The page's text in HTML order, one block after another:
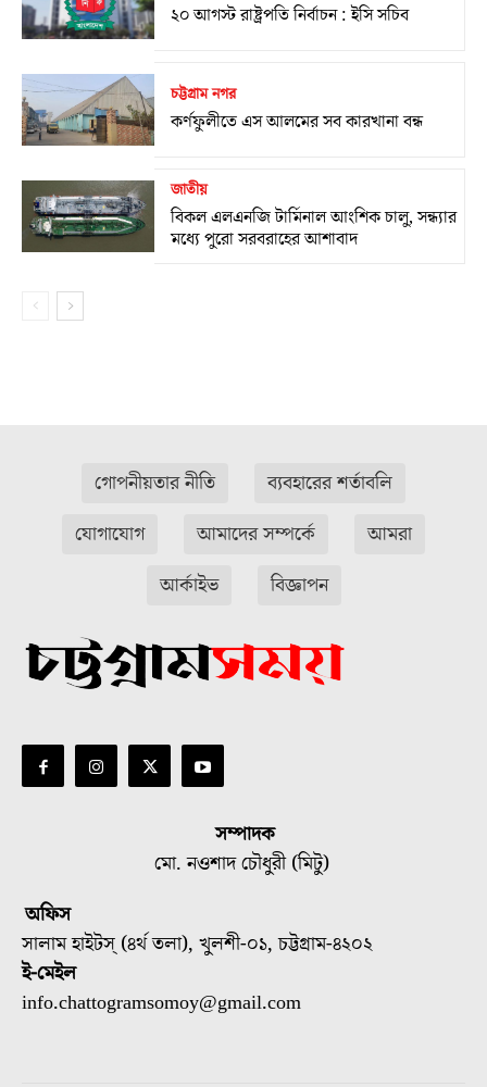
২০ আগস্ট রাষ্ট্রপতি নির্বাচন : ইসি সচিব
চট্টগ্রাম নগর
কর্ণফুলীতে এস আলমের সব কারখানা বন্ধ
জাতীয়
বিকল এলএনজি টার্মিনাল আংশিক চালু, সন্ধ্যার
মধ্যে পুরো সরবরাহের আশাবাদ
গোপনীয়তার নীতি
ব্যবহারের শর্তাবলি
যোগাযোগ
আমাদের সম্পর্কে
আমরা
আর্কাইভ
বিজ্ঞাপন
সম্পাদক
মো. নওশাদ চৌধুরী (মিটু)
অফিস
সালাম হাইটস্ (৪র্থ তলা), খুলশী-০১, চট্টগ্রাম-৪২০২
ই-মেইল
info.chattogramsomoy@gmail.com